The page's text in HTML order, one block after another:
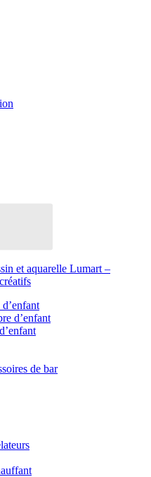
et aquarelle Lumart –
d’enfant
de bar